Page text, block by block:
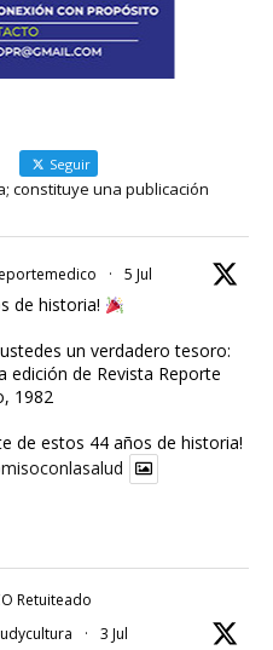
Seguir
constituye una publicación
· 5 Jul
de historia!
un verdadero tesoro:
edición de Revista Reporte
1982
de estos 44 años de historia!
Retuiteado
· 3 Jul